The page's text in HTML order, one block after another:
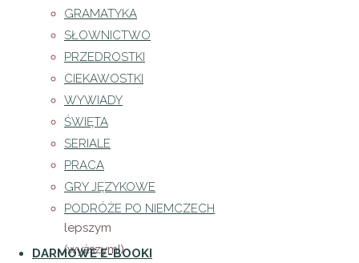
GRAMATYKA
SŁOWNICTWO
PRZEDROSTKI
CIEKAWOSTKI
WYWIADY
ŚWIĘTA
SERIALE
PRACA
GRY JĘZYKOWE
PODRÓŻE PO NIEMCZECH
DARMOWE E-BOOKI
robisz
?
– chcesz
znaleźć
nową,
lepszą
pracę, na
lepszym
(wyższym!)